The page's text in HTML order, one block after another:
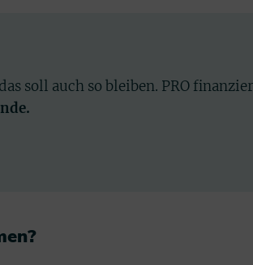
soll auch so bleiben. PRO